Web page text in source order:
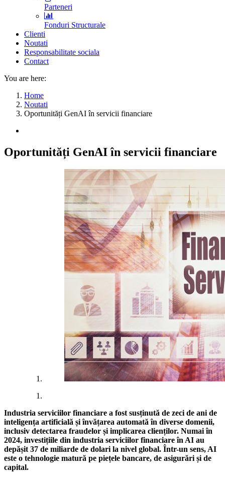
Parteneri
Fonduri Structurale
Clienti
Noutati
Responsabilitate sociala
Contact
You are here:
Home
Noutati
Oportunități GenAI în servicii financiare
Oportunități GenAI în servicii financiare
Industria serviciilor financiare a fost susținută de zeci de ani de
inteligența artificială și învățarea automată în diverse domenii,
inclusiv detectarea fraudelor și implicarea clienților. Numai în
2024, investițiile din industria serviciilor financiare în AI au
depășit 37 de miliarde de dolari la nivel global. Într-un sens, AI
este o tehnologie matură pe piețele bancare, de asigurări și de
capital.